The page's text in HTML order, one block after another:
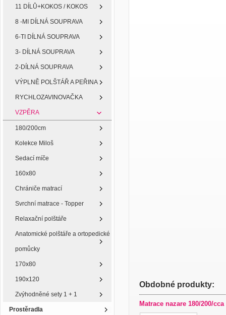
11 DÍLŮ+KOKOS / KOKOS
8 -MI DÍLNÁ SOUPRAVA
6-TI DÍLNÁ SOUPRAVA
3- DÍLNÁ SOUPRAVA
2-DÍLNÁ SOUPRAVA
VÝPLNĚ POLŠTÁŘ A PEŘINA
RYCHLOZAVINOVAČKA
VZPĚRA
180/200cm
Kolekce Miloš
Sedací míče
160x80
Chrániče matrací
Svrchní matrace - Topper
Relaxační polštáře
Anatomické polštáře a ortopedické
pomůcky
170x80
190x120
Zvýhodněné sety 1 + 1
Prostěradla
Obdobné produkty:
Matrace nazare 180/200/